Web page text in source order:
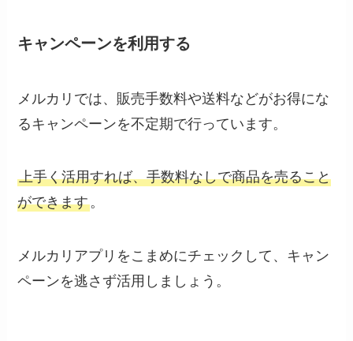
キャンペーンを利用する
メルカリでは、販売手数料や送料などがお得にな
るキャンペーンを不定期で行っています。
上手く活用すれば、手数料なしで商品を売ること
ができます。
メルカリアプリをこまめにチェックして、キャン
ペーンを逃さず活用しましょう。